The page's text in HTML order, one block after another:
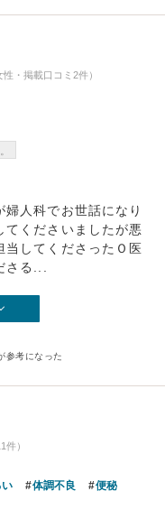
・掲載口コミ2件）
人科でお世話になり
てくださいましたが悪
当してくださったＯ医
る...
参考になった
）
体調不良
便秘